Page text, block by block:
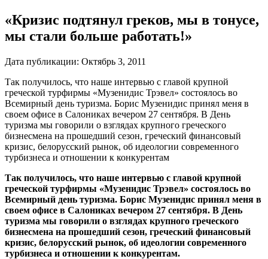
«Кризис подтянул греков, мы в тонусе,
мы стали больше работать!»
Дата публикации: Октябрь 3, 2011
Так получилось, что наше интервью с главой крупной
греческой турфирмы «Музенидис Трэвел» состоялось во
Всемирный день туризма. Борис Музенидис принял меня в
своем офисе в Салониках вечером 27 сентября. В День
туризма мы говорили о взглядах крупного греческого
бизнесмена на прошедший сезон, греческий финансовый
кризис, белорусский рынок, об идеологии современного
турбизнеса и отношении к конкурентам
Так получилось, что наше интервью с главой крупной
греческой турфирмы «Музенидис Трэвел» состоялось во
Всемирный день туризма. Борис Музенидис принял меня в
своем офисе в Салониках вечером 27 сентября. В День
туризма мы говорили о взглядах крупного греческого
бизнесмена на прошедший сезон, греческий финансовый
кризис, белорусский рынок, об идеологии современного
турбизнеса и отношении к конкурентам.